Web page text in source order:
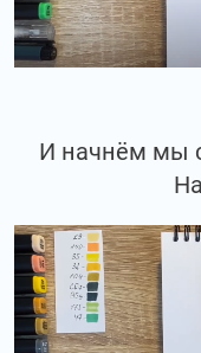
И начнём мы